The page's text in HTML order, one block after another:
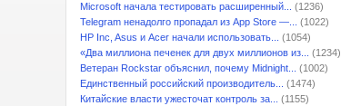
Microsoft начала тестировать расширенный...
(1236)
Telegram ненадолго пропадал из App Store —...
(1022)
HP Inc, Asus и Acer начали использовать...
(1054)
«Два миллиона печенек для двух миллионов из...
(1234)
Ветеран Rockstar объяснил, почему Midnight...
(1002)
Единственный российский производитель...
(1474)
Китайские власти ужесточат контроль за...
(1155)